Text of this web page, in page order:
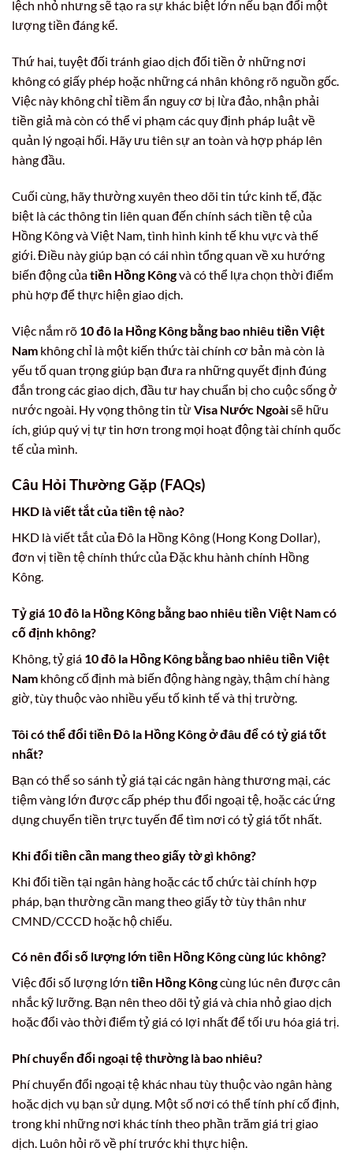
lệch nhỏ nhưng sẽ tạo ra sự khác biệt lớn nếu bạn đổi một
lượng tiền đáng kể.
Thứ hai, tuyệt đối tránh giao dịch đổi tiền ở những nơi
không có giấy phép hoặc những cá nhân không rõ nguồn gốc.
Việc này không chỉ tiềm ẩn nguy cơ bị lừa đảo, nhận phải
tiền giả mà còn có thể vi phạm các quy định pháp luật về
quản lý ngoại hối. Hãy ưu tiên sự an toàn và hợp pháp lên
hàng đầu.
Cuối cùng, hãy thường xuyên theo dõi tin tức kinh tế, đặc
biệt là các thông tin liên quan đến chính sách tiền tệ của
Hồng Kông và Việt Nam, tình hình kinh tế khu vực và thế
giới. Điều này giúp bạn có cái nhìn tổng quan về xu hướng
biến động củatiền Hồng Kôngvà có thể lựa chọn thời điểm
phù hợp để thực hiện giao dịch.
Việc nắm rõ 10 đô la Hồng Kông bằng bao nhiêu tiền Việt
Nam không chỉ là một kiến thức tài chính cơ bản mà còn là
yếu tố quan trọng giúp bạn đưa ra những quyết định đúng
đắn trong các giao dịch, đầu tư hay chuẩn bị cho cuộc sống ở
nước ngoài. Hy vọng thông tin từVisa Nước Ngoàisẽ hữu
ích, giúp quý vị tự tin hơn trong mọi hoạt động tài chính quốc
tế của mình.
Câu Hỏi Thường Gặp (FAQs)
HKD là viết tắt của tiền tệ nào?
HKD là viết tắt của Đô la Hồng Kông (Hong Kong Dollar),
đơn vị tiền tệ chính thức của Đặc khu hành chính Hồng
Kông.
Tỷ giá 10 đô la Hồng Kông bằng bao nhiêu tiền Việt Nam có
cố định không?
Không, tỷ giá 10 đô la Hồng Kông bằng bao nhiêu tiền Việt
Nam không cố định mà biến động hàng ngày, thậm chí hàng
giờ, tùy thuộc vào nhiều yếu tố kinh tế và thị trường.
Tôi có thể đổi tiền Đô la Hồng Kông ở đâu để có tỷ giá tốt
nhất?
Bạn có thể so sánh tỷ giá tại các ngân hàng thương mại, các
tiệm vàng lớn được cấp phép thu đổi ngoại tệ, hoặc các ứng
dụng chuyển tiền trực tuyến để tìm nơi có tỷ giá tốt nhất.
Khi đổi tiền cần mang theo giấy tờ gì không?
Khi đổi tiền tại ngân hàng hoặc các tổ chức tài chính hợp
pháp, bạn thường cần mang theo giấy tờ tùy thân như
CMND/CCCD hoặc hộ chiếu.
Có nên đổi số lượng lớn tiền Hồng Kông cùng lúc không?
Việc đổi số lượng lớn tiền Hồng Kôngcùng lúc nên được cân
nhắc kỹ lưỡng. Bạn nên theo dõi tỷ giá và chia nhỏ giao dịch
hoặc đổi vào thời điểm tỷ giá có lợi nhất để tối ưu hóa giá trị.
Phí chuyển đổi ngoại tệ thường là bao nhiêu?
Phí chuyển đổi ngoại tệ khác nhau tùy thuộc vào ngân hàng
hoặc dịch vụ bạn sử dụng. Một số nơi có thể tính phí cố định,
trong khi những nơi khác tính theo phần trăm giá trị giao
dịch. Luôn hỏi rõ về phí trước khi thực hiện.